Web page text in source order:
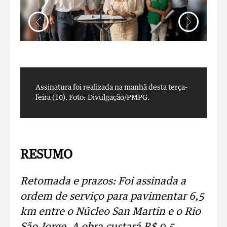
Assinatura foi realizada na manhã desta terça-
feira (10). Foto: Divulgação/PMPG.
RESUMO
Retomada e prazos: Foi assinada a
ordem de serviço para pavimentar 6,5
km entre o Núcleo San Martin e o Rio